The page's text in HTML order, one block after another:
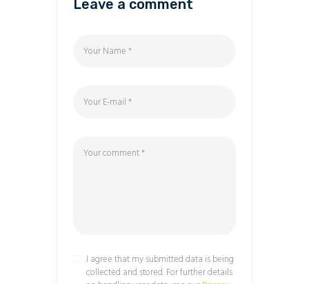
Leave a comment
I agree that my submitted data is being
collected and stored. For further details